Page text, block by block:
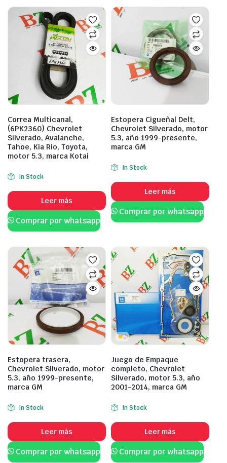
Correa Multicanal,
(6PK2360) Chevrolet
Silverado, Avalanche,
Tahoe, Kia Rio, Toyota,
motor 5.3, marca Kotai
In Stock
Leer más
Comprar por whatsapp
Estopera Cigueñal Delt,
Chevrolet Silverado, motor
5.3, año 1999-presente,​​
marca GM
In Stock
Leer más
Comprar por whatsapp
Estopera trasera,
Chevrolet Silverado, motor
5.3, año 1999-presente,
marca GM
In Stock
Leer más
Comprar por whatsapp
Juego de Empaque
completo, Chevrolet
Silverado, motor 5.3, año
2001-2014, marca GM
In Stock
Leer más
Comprar por whatsapp